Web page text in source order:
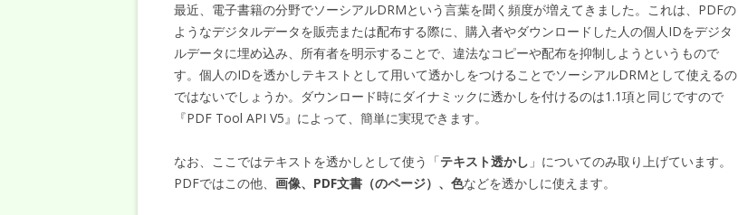
最近、電子書籍の分野でソーシアルDRMという言葉を聞く頻度が増えてきました。これは、PDFの
ようなデジタルデータを販売または配布する際に、購入者やダウンロードした人の個人IDをデジタ
ルデータに埋め込み、所有者を明示することで、違法なコピーや配布を抑制しようというもので
す。個人のIDを透かしテキストとして用いて透かしをつけることでソーシアルDRMとして使えるの
ではないでしょうか。ダウンロード時にダイナミックに透かしを付けるのは1.1項と同じですので
『PDF Tool API V5』によって、簡単に実現できます。
なお、ここではテキストを透かしとして使う「テキスト透かし 」についてのみ取り上げています。
PDFではこの他、 画像、PDF文書（のページ）、色などを透かしに使えます。